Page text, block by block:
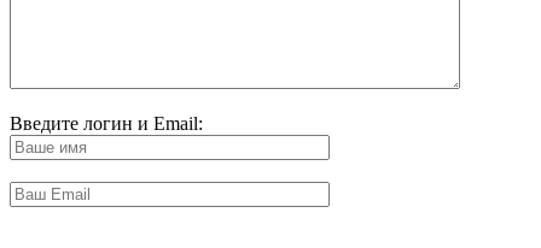
Введите логин и Email: